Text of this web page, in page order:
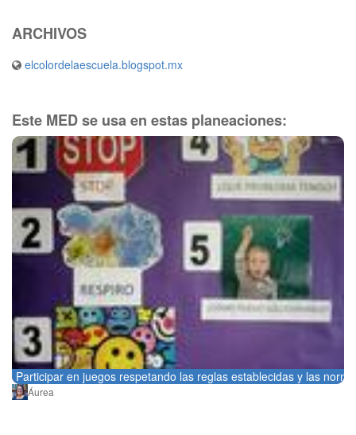
ARCHIVOS
elcolordelaescuela.blogspot.mx
Este MED se usa en estas planeaciones:
Participar en juegos respetando las reglas establecidas y las
Áurea